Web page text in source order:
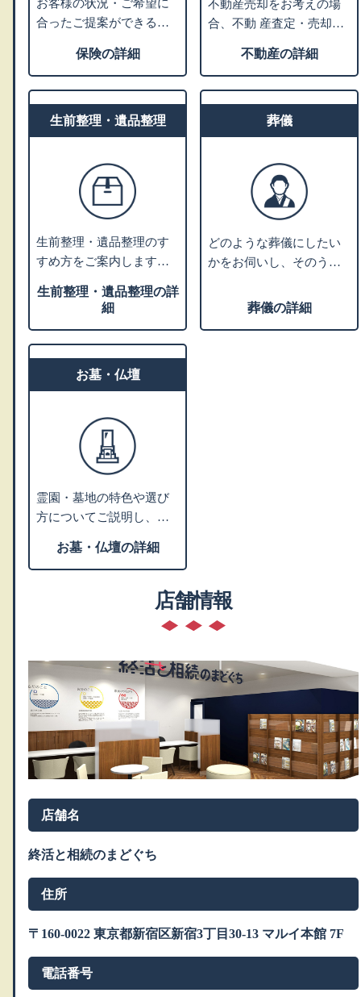
お客様の状況・ご希望に
合ったご提案ができる保
老後資産のライフプラン
ニングや相続税対策など
す。
保険の詳細
不動産売却をお考えの場
合、不動 産査定・売却業
ただきます。家や土地を
動産活用や処分について
の専門家をご紹介しま
不動産の詳細
生前整理・遺品整理
生前整理・遺品整理のす
すめ方をご案内します。
は、優良業者をご紹介し
生前整理・遺品整理の詳
細
葬儀
どのような葬儀にしたい
かをお伺いし、そのうえ
やご希望の叶う葬儀社を
葬儀の詳細
お墓・仏壇
霊園・墓地の特色や選び
方についてご説明し、お
ご提案します。墓石や仏
や専門の相談先をご紹介
お墓・仏壇の詳細
店舗情報
店舗名
終活と相続のまどぐち
住所
〒160-0022 東京都新宿区新宿3丁目30-13 マルイ本館 7F
電話番号